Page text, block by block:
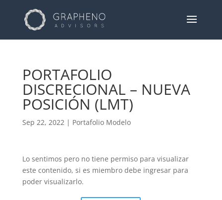
PORTAFOLIO
DISCRECIONAL – NUEVA
POSICIÓN (LMT)
Sep 22, 2022| Portafolio Modelo
Lo sentimos pero no tiene permiso para visualizar
este contenido, si es miembro debe ingresar para
poder visualizarlo.